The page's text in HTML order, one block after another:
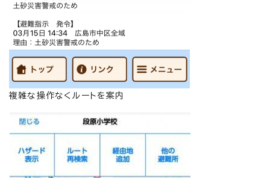
複雑な操作なくルートを案内